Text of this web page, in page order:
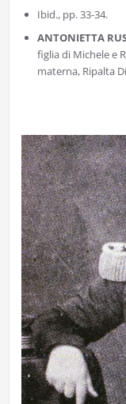
Ibid., pp. 33-34.
ANTONIETTA
figlia di Michele e
materna, Ripalta